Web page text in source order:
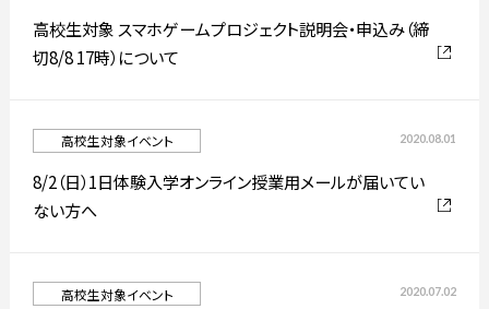
日本 한국어
简体字
高校生対象 スマホゲームプロジェクト説明会・申込み（締
切8/8 17時）について
2020.08.01
高校生対象イベント
8/2（日）1日体験入学オンライン授業用メールが届いてい
ない方へ
2020.07.02
高校生対象イベント